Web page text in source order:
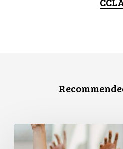
L’ACLC
et